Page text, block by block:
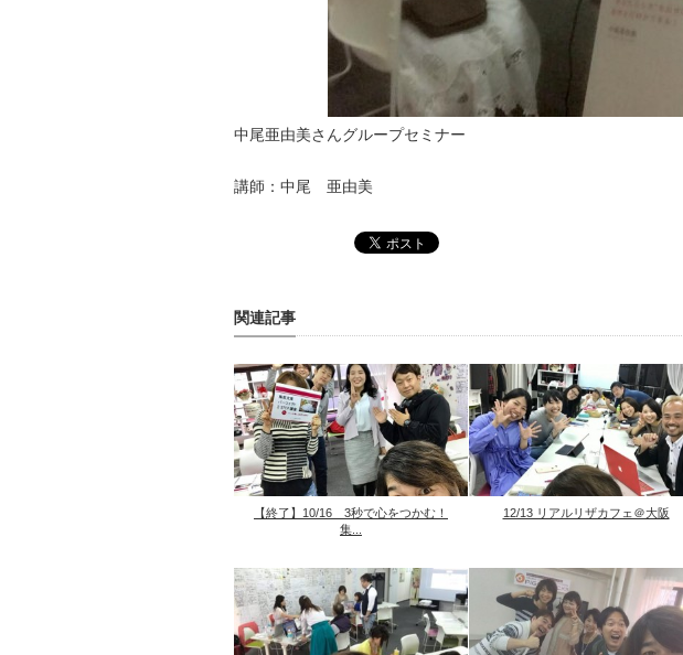
中尾亜由美さんグループセミナー
講師：中尾 亜由美
関連記事
【終了】10/16 3秒で心をつかむ！
集...
12/13 リアルリザカフェ＠大阪